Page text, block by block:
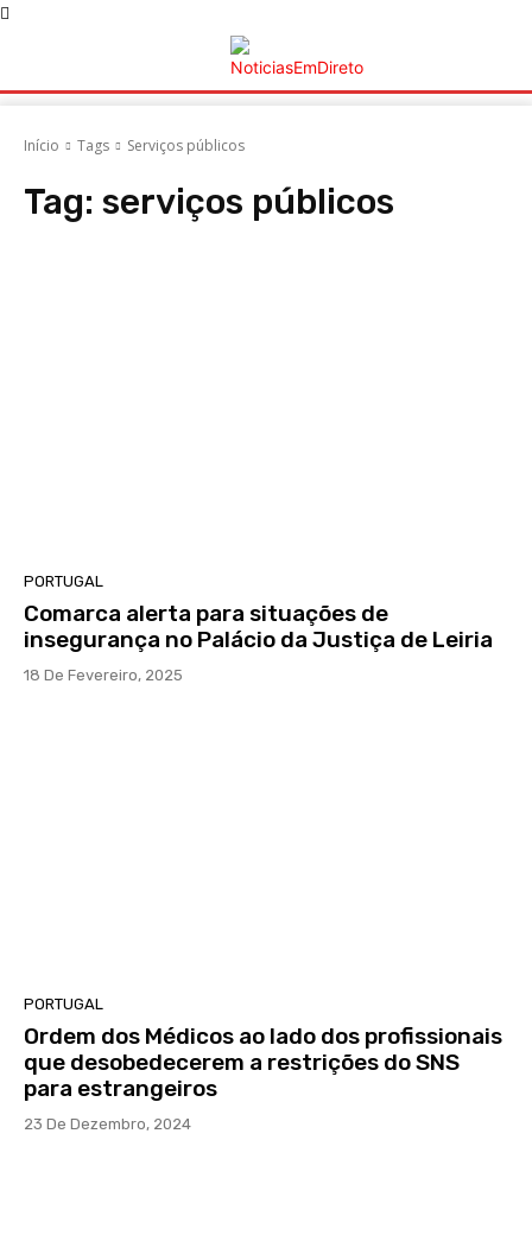
Início Tags Serviços públicos
Tag: serviços públicos
PORTUGAL
Comarca alerta para situações de
insegurança no Palácio da Justiça de Leiria
18 De Fevereiro, 2025
PORTUGAL
Ordem dos Médicos ao lado dos profissionais
que desobedecerem a restrições do SNS
para estrangeiros
23 De Dezembro, 2024